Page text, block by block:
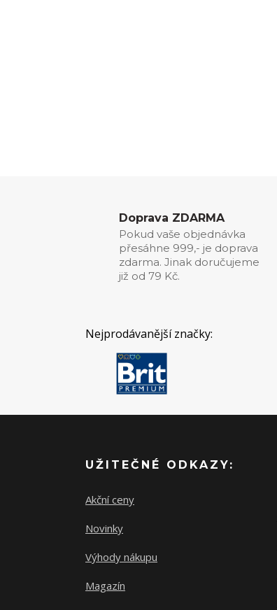
Doprava ZDARMA
Pokud vaše objednávka
přesáhne 999,- je doprava
zdarma. Jinak doručujeme
již od 79 Kč.
Nejprodávanější značky:
UŽITEČNÉ ODKAZY:
Akční ceny
Novinky
Výhody nákupu
Magazín